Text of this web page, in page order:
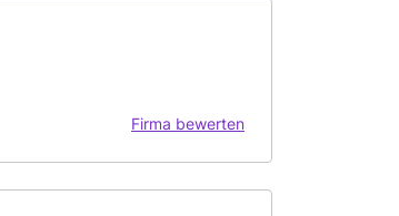
Firma bewerten